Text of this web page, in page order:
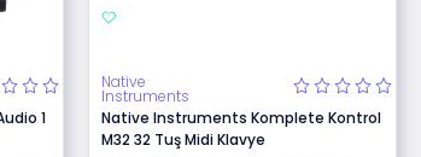
1
Native
Instruments
Native Instruments Komplete Kontrol
M32 32 Tuş Midi Klavye